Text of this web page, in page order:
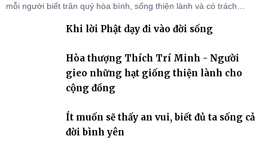
mỗi người biết trân quý hòa bình, sống thiện lành và có trách
Khi lời Phật dạy đi vào đời sống
Hòa thượng Thích Trí Minh - Người
gieo những hạt giống thiện lành cho
cộng đồng
Ít muốn sẽ thấy an vui, biết đủ ta sống cả
đời bình yên